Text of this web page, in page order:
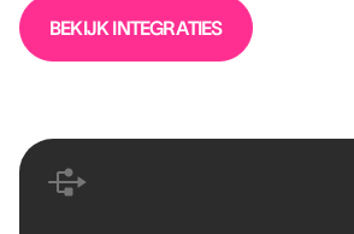
BEKIJK INTEGRATIES